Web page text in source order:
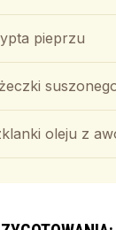
pieprzu
oleju z